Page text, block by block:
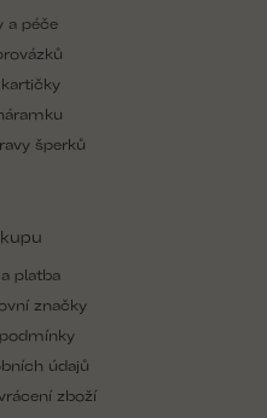
a péče
šperků
platba
značky
údajů
zboží